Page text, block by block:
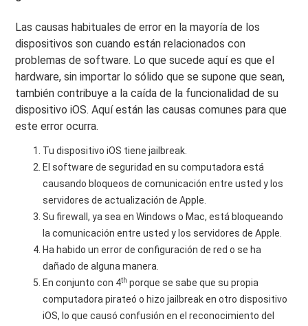
Las causas habituales de error en la mayoría de los
dispositivos son cuando están relacionados con
problemas de software. Lo que sucede aquí es que el
hardware, sin importar lo sólido que se supone que sean,
también contribuye a la caída de la funcionalidad de su
dispositivo iOS. Aquí están las causas comunes para que
este error ocurra.
Tu dispositivo iOS tiene jailbreak.
El software de seguridad en su computadora está
causando bloqueos de comunicación entre usted y los
servidores de actualización de Apple.
Su firewall, ya sea en Windows o Mac, está bloqueando
la comunicación entre usted y los servidores de Apple.
Ha habido un error de configuración de red o se ha
dañado de alguna manera.
En conjunto con 4th porque se sabe que su propia
computadora pirateó o hizo jailbreak en otro dispositivo
iOS, lo que causó confusión en el reconocimiento del